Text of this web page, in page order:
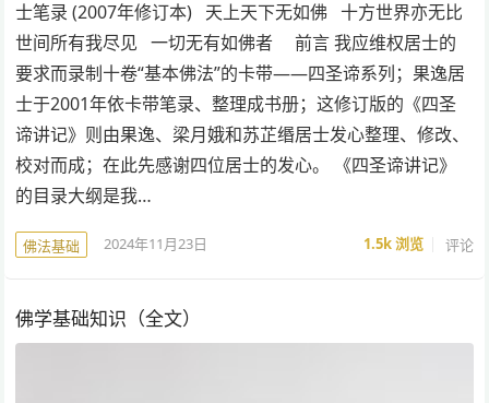
士笔录 (2007年修订本) 天上天下无如佛 十方世界亦无比
世间所有我尽见 一切无有如佛者 前言 我应维权居士的
要求而录制十卷“基本佛法”的卡带——四圣谛系列；果逸居
士于2001年依卡带笔录、整理成书册；这修订版的《四圣
谛讲记》则由果逸、梁月娥和苏芷缗居士发心整理、修改、
校对而成；在此先感谢四位居士的发心。 《四圣谛讲记》
的目录大纲是我…
佛法基础 2024年11月23日 1.5k浏览 评论
佛学基础知识（全文）